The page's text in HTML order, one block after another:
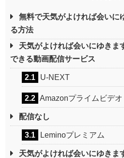
無料で天気がよければ会いに
る方法
天気がよければ会いにゆきま
できる動画配信サービス
2.1 U-NEXT
2.2 Amazonプライムビデオ
配信なし
3.1 Leminoプレミアム
天気がよければ会いにゆきま